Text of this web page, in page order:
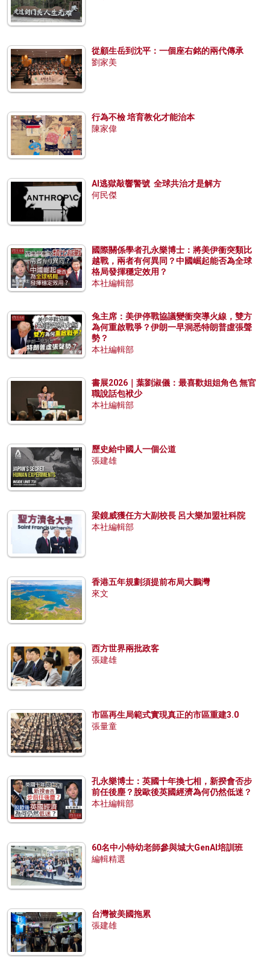
從顧生岳到沈平：一個座右銘的兩代傳承
劉家美
行為不檢 培育教化才能治本
陳家偉
AI逃獄敲響警號 全球共治才是解方
何民傑
國際關係學者孔永樂博士：將美伊衝突類比
越戰，兩者有何異同？中國崛起能否為全球
格局發揮穩定效用？
本社編輯部
兔主席：美伊停戰協議變衝突導火線，雙方
為何重啟戰爭？伊朗一早洞悉特朗普虛張聲
勢？
本社編輯部
書展2026｜葉劉淑儀：最喜歡姐姐角色 無官
職說話包袱少
本社編輯部
歷史給中國人一個公道
張建雄
梁鏡威獲任方大副校長 呂大樂加盟社科院
本社編輯部
香港五年規劃須提前布局大鵬灣
來文
西方世界兩批政客
張建雄
市區再生局範式實現真正的市區重建3.0
張量童
孔永樂博士：英國十年換七相，新揆會否步
前任後塵？脫歐後英國經濟為何仍然低迷？
本社編輯部
60名中小特幼老師參與城大GenAI培訓班
編輯精選
台灣被美國拖累
張建雄